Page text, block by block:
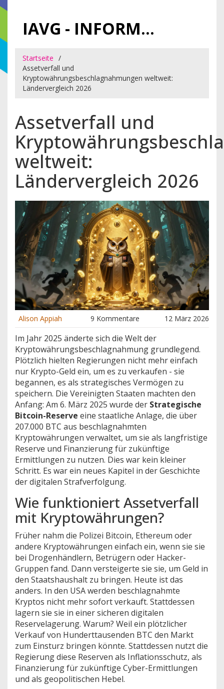
IAVG - INFORMATIONSARCHIV FÜR VIRTUELLE GELDER
Startseite
Assetverfall und
Kryptowährungsbeschlagnahmungen weltweit:
Ländervergleich 2026
Assetverfall und
weltweit:
Ländervergleich 2026
Alison Appiah 9 Kommentare 12 März 2026
Im Jahr 2025 änderte sich die Welt der
Kryptowährungsbeschlagnahmung grundlegend.
Plötzlich hielten Regierungen nicht mehr einfach
nur Krypto-Geld ein, um es zu verkaufen - sie
begannen, es als strategisches Vermögen zu
speichern. Die Vereinigten Staaten machten den
Anfang: Am 6. März 2025 wurde der Strategische
Bitcoin-Reserve eine staatliche Anlage, die über
207.000 BTC aus beschlagnahmten
Kryptowährungen verwaltet, um sie als langfristige
Reserve und Finanzierung für zukünftige
Ermittlungen zu nutzen. Dies war kein kleiner
Schritt. Es war ein neues Kapitel in der Geschichte
der digitalen Strafverfolgung.
Wie funktioniert Assetverfall
mit Kryptowährungen?
Früher nahm die Polizei Bitcoin, Ethereum oder
andere Kryptowährungen einfach ein, wenn sie sie
bei Drogenhändlern, Betrügern oder Hacker-
Gruppen fand. Dann versteigerte sie sie, um Geld in
den Staatshaushalt zu bringen. Heute ist das
anders. In den USA werden beschlagnahmte
Kryptos nicht mehr sofort verkauft. Stattdessen
lagern sie sie in einer sicheren digitalen
Reservelagerung. Warum? Weil ein plötzlicher
Verkauf von Hunderttausenden BTC den Markt
zum Einsturz bringen könnte. Stattdessen nutzt die
Regierung diese Reserven als Inflationsschutz, als
Finanzierung für zukünftige Cyber-Ermittlungen
und als geopolitischen Hebel.